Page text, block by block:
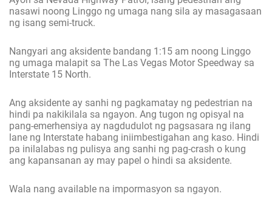
nasawi noong Linggo ng umaga nang sila ay masagasaan
ng isang semi-truck.
Nangyari ang aksidente bandang 1:15 am noong Linggo
ng umaga malapit sa The Las Vegas Motor Speedway sa
Interstate 15 North.
Ang aksidente ay sanhi ng pagkamatay ng pedestrian na
hindi pa nakikilala sa ngayon. Ang tugon ng opisyal na
pang-emerhensiya ay nagdudulot ng pagsasara ng ilang
lane ng Interstate habang iniimbestigahan ang kaso. Hindi
pa inilalabas ng pulisya ang sanhi ng pag-crash o kung
ang kapansanan ay may papel o hindi sa aksidente.
Wala nang available na impormasyon sa ngayon.